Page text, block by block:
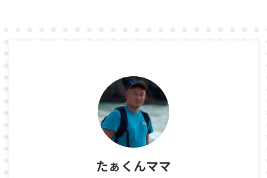
たぁくんママ